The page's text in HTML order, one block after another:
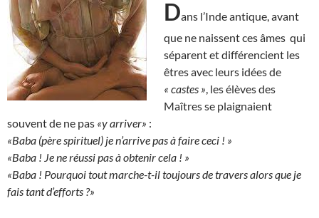
Dans l’Inde antique, avant
que ne naissent ces âmes qui
séparent et différencient les
êtres avec leurs idées de
« castes » , les élèves des
Maîtres se plaignaient
souvent de ne pas «y arriver» :
«Baba (père spirituel) je n’arrive pas à faire ceci ! »
«Baba ! Je ne réussi pas à obtenir cela ! »
«Baba ! Pourquoi tout marche-t-il toujours de travers alors que je
fais tant d’efforts ?»